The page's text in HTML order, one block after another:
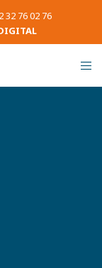
32 76 02 76